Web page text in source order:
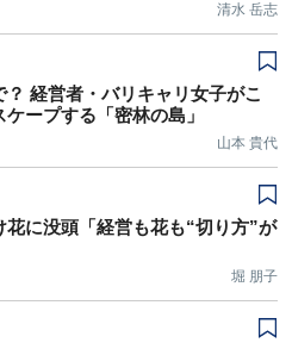
清水 岳志
？ 経営者・バリキャリ女子がこ
ープする「密林の島」
山本 貴代
花に没頭「経営も花も“切り方”が
堀 朋子